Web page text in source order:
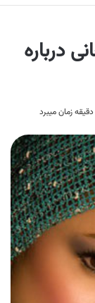
درباره